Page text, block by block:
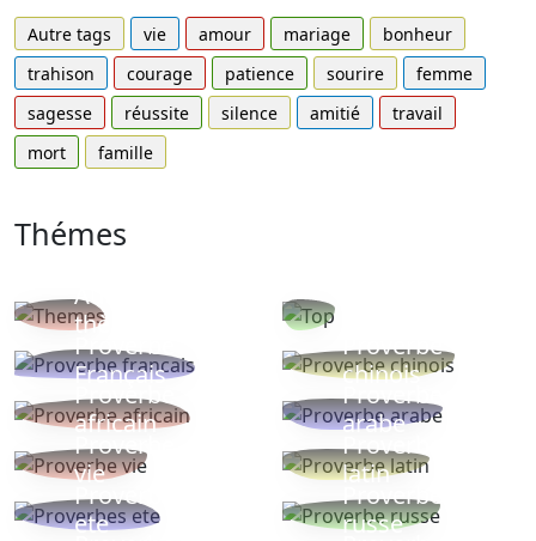
Autre tags vie amour mariage
bonheur
trahison
courage patience sourire
femme
sagesse
réussite silence amitié
travail
mort
famille
Thémes
Autres
thèmes
Proverbe
Français
Proverbe
chinois
Proverbe
africain
Proverbe
arabe
Proverbe
vie
Proverbe
latin
Proverbes
ete
Proverbe
russe